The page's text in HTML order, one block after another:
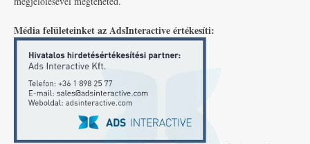
Média felületeinket az AdsInteractive értékesíti: